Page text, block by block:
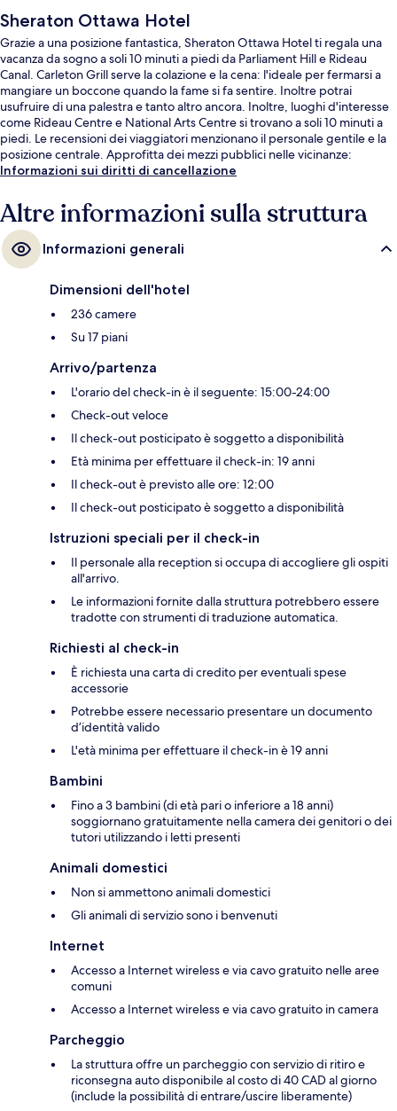
Sheraton Ottawa Hotel
Grazie a una posizione fantastica, Sheraton Ottawa Hotel ti regala una
vacanza da sogno a soli 10 minuti a piedi da Parliament Hill e Rideau
Canal. Carleton Grill serve la colazione e la cena: l'ideale per fermarsi a
mangiare un boccone quando la fame si fa sentire. Inoltre potrai
usufruire di una palestra e tanto altro ancora. Inoltre, luoghi d'interesse
come Rideau Centre e National Arts Centre si trovano a soli 10 minuti a
piedi. Le recensioni dei viaggiatori menzionano il personale gentile e la
posizione centrale. Approfitta dei mezzi pubblici nelle vicinanze:
Stazione metro di Parliament è a 2 min e Stazione di Lyon a 8 min a piedi.
Informazioni sui diritti di cancellazione
Altre informazioni sulla struttura
Informazioni generali
Dimensioni dell'hotel
236 camere
Su 17 piani
Arrivo/partenza
L'orario del check-in è il seguente: 15:00-24:00
Check-out veloce
Il check-out posticipato è soggetto a disponibilità
Età minima per effettuare il check-in: 19 anni
Il check-out è previsto alle ore: 12:00
Il check-out posticipato è soggetto a disponibilità
Istruzioni speciali per il check-in
Il personale alla reception si occupa di accogliere gli ospiti
all'arrivo.
Le informazioni fornite dalla struttura potrebbero essere
tradotte con strumenti di traduzione automatica.
Richiesti al check-in
È richiesta una carta di credito per eventuali spese
accessorie
Potrebbe essere necessario presentare un documento
d’identità valido
L'età minima per effettuare il check-in è 19 anni
Bambini
Fino a 3 bambini (di età pari o inferiore a 18 anni)
soggiornano gratuitamente nella camera dei genitori o dei
tutori utilizzando i letti presenti
Animali domestici
Non si ammettono animali domestici
Gli animali di servizio sono i benvenuti
Internet
Accesso a Internet wireless e via cavo gratuito nelle aree
comuni
Accesso a Internet wireless e via cavo gratuito in camera
Parcheggio
La struttura offre un parcheggio con servizio di ritiro e
riconsegna auto disponibile al costo di 40 CAD al giorno
(include la possibilità di entrare/uscire liberamente)